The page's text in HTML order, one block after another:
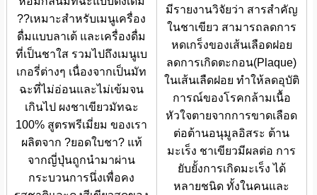
??เหมาะสำหรับเมนูเครื่อง
ดื่มแบบลาเต้ และเครื่องดื่ม
ที่เป็นชาใส รวมไปถึงเมนูเบ
เกอรี่ต่างๆ เนื่องจากเป็นมัท
ฉะที่ไม่อ่อนและไม่เข้มจน
เกินไป ผงชาเขียวมัทฉะ
100% สูตรพรีเมี่ยม ของเรา
ผลิตจาก ?ยอดใบชา? แท้
จากญี่ปุ่นถูกนำมาผ่าน
กระบวนการนึ่งเพื่อคง
มีรายงานวิจัยว่า สารสำคัญ
ในชาเขียว สามารถลดการ
หดเกร็งของเส้นเลือดฝอย
ลดการเกิดตะกอน(Plaque)
ในเส้นเลืดฝอย ทำให้ลดอุบัติ
การณ์ของโรคกล้ามเนื้อ
หัวใจตายจากการขาดเลือด
ต่อต้านอนุมูลอิสระ ต้าน
มะเร็ง ชาเขียวมีผลต่อ การ
ยับยั้งการเกิดมะเร็ง ได้
หลายชนิด ทั้งในคนและ